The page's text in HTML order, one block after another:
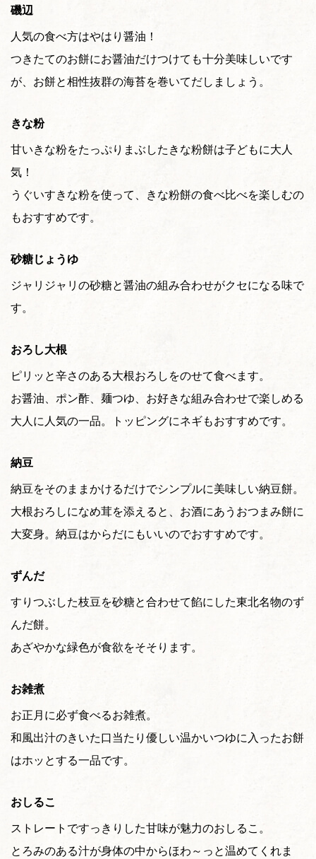
磯辺
人気の食べ方はやはり醤油！
つきたてのお餅にお醤油だけつけても十分美味しいです
が、お餅と相性抜群の海苔を巻いてだしましょう。
きな粉
甘いきな粉をたっぷりまぶしたきな粉餅は子どもに大人
気！
うぐいすきな粉を使って、きな粉餅の食べ比べを楽しむの
もおすすめです。
砂糖じょうゆ
ジャリジャリの砂糖と醤油の組み合わせがクセになる味で
す。
おろし大根
ピリッと辛さのある大根おろしをのせて食べます。
お醤油、ポン酢、麺つゆ、お好きな組み合わせで楽しめる
大人に人気の一品。トッピングにネギもおすすめです。
納豆
納豆をそのままかけるだけでシンプルに美味しい納豆餅。
大根おろしになめ茸を添えると、お酒にあうおつまみ餅に
大変身。納豆はからだにもいいのでおすすめです。
ずんだ
すりつぶした枝豆を砂糖と合わせて餡にした東北名物のず
んだ餅。
あざやかな緑色が食欲をそそります。
お雑煮
お正月に必ず食べるお雑煮。
和風出汁のきいた口当たり優しい温かいつゆに入ったお餅
はホッとする一品です。
おしるこ
ストレートですっきりした甘味が魅力のおしるこ。
とろみのある汁が身体の中からほわ～っと温めてくれま